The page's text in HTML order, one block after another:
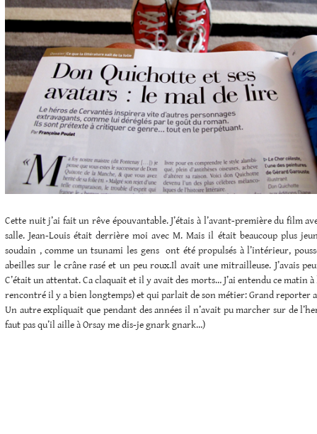
Cette nuit j’ai fait un rêve épouvantable. J’étais à l’avant-première du film
salle. Jean-Louis était derrière moi avec M. Mais il était beaucoup plus
soudain , comme un tsunami les gens ont été propulsés à l’intérieur,
abeilles sur le crâne rasé et un peu roux.Il avait une mitrailleuse. J’avais
C’était un attentat. Ca claquait et il y avait des morts… J’ai entendu ce matin
rencontré il y a bien longtemps) et qui parlait de son métier: Grand reporter
Un autre expliquait que pendant des années il n’avait pu marcher sur de
faut pas qu’il aille à Orsay me dis-je gnark gnark…)